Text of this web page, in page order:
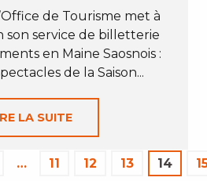
de Tourisme met à
son service de billetterie
en Maine Saosnois :
de la Saison...
LA SUITE
… 11 12 13 14